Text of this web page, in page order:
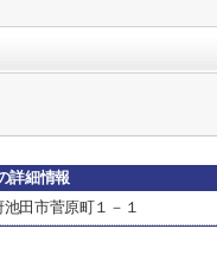
詳細情報
池田市菅原町１－１